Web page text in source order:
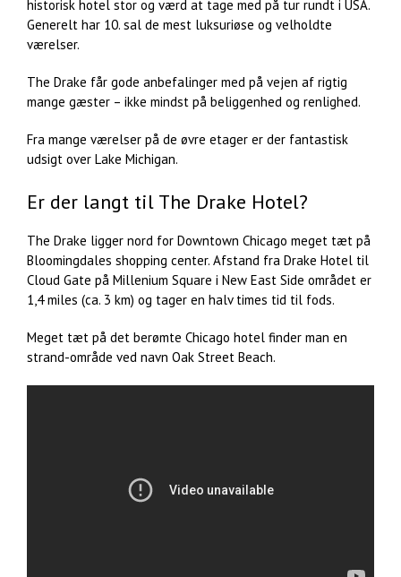
historisk hotel stor og værd at tage med på tur rundt i USA.
Generelt har 10. sal de mest luksuriøse og velholdte
værelser.
The Drake får gode anbefalinger med på vejen af rigtig
mange gæster – ikke mindst på beliggenhed og renlighed.
Fra mange værelser på de øvre etager er der fantastisk
udsigt over Lake Michigan.
Er der langt til The Drake Hotel?
The Drake ligger nord for Downtown Chicago meget tæt på
Bloomingdales shopping center. Afstand fra Drake Hotel til
Cloud Gate på Millenium Square i New East Side området er
1,4 miles (ca. 3 km) og tager en halv times tid til fods.
Meget tæt på det berømte Chicago hotel finder man en
strand-område ved navn Oak Street Beach.